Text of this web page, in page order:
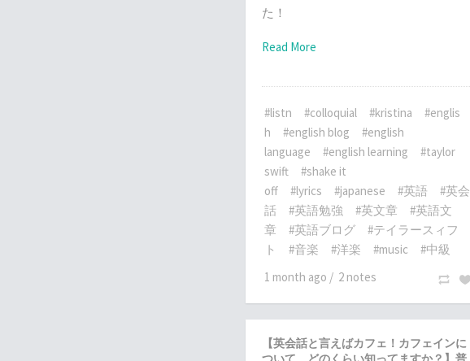
た！
Read More
#listn #colloquial #kristina
#englis
h
#english blog
#english
language
#english learning
#taylor
swift
#shake it
off
#lyrics #japanese #英語
#英会
話
#英語勉強 #英文章
#英語文
章
#英語ブログ
#テイラースィフ
ト
#音楽 #洋楽 #music
#中級
1 month ago / 2 notes
【英会話と言えばカフェ！カフェインに